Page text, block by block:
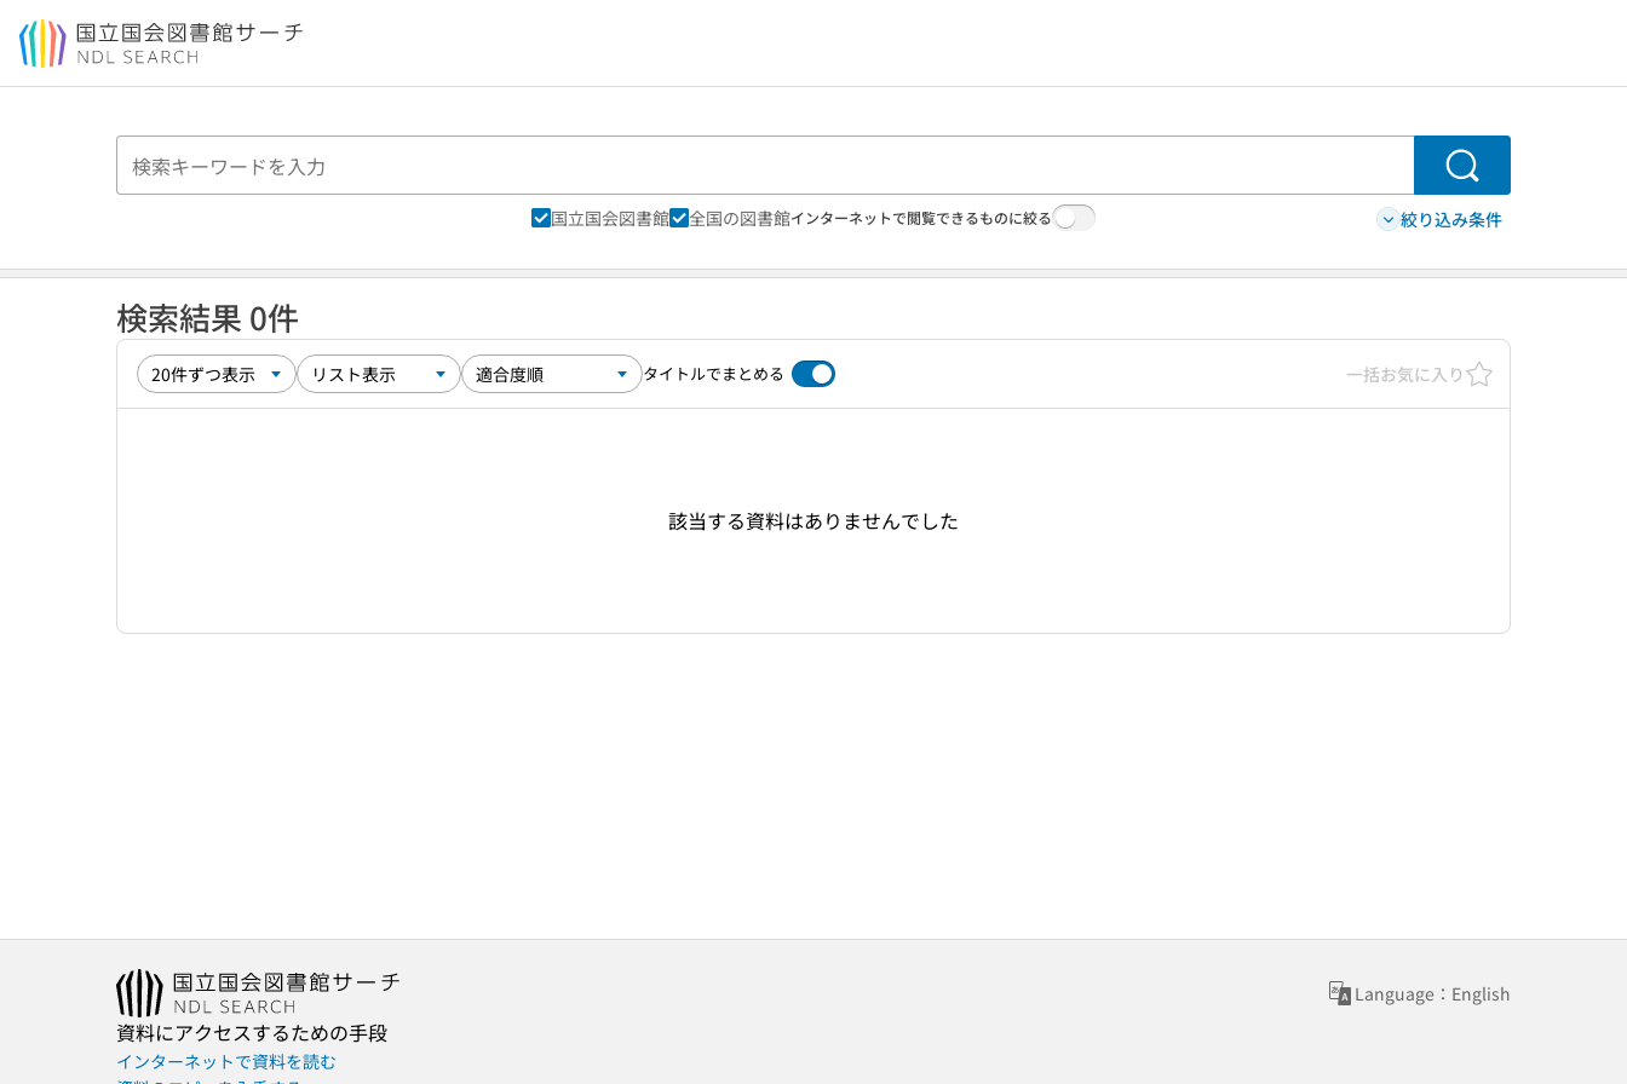
本文へ移動
検索
国立国会図書館 全国の図書館インターネットで閲覧できるものに絞る 絞り込み条件
検索結果 0件
タイトルでまとめる 一括お気に入り
該当する資料はありませんでした
Language：English
資料にアクセスするための手段
インターネットで資料を読む